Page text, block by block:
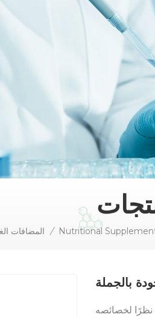
المضافات / Nutritional
بالجملة
نظرًا لخصائصه